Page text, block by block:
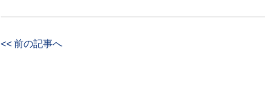
<< 前の記事へ